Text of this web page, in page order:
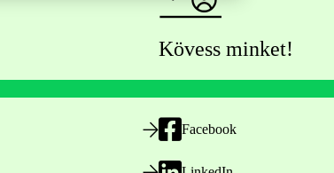
Kövess minket!
Facebook